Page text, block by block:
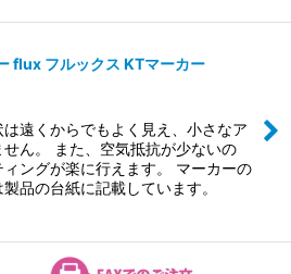
flux フルックス KTマーカー
遠くからでもよく見え、小さなア
せん。 また、空気抵抗が少ないの
ィングが楽に行えます。 マーカーの
品の台紙に記載しています。